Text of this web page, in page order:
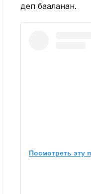
деп бағаланған.
Посмотреть эту